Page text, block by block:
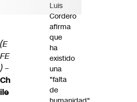
(E
FE
) –
Ch
ile
Luis
Cordero
afirma
que
ha
existido
una
"falta
de